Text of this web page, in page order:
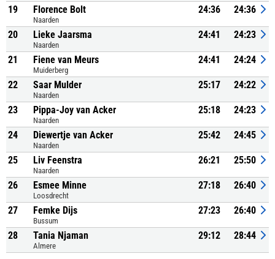
19 Florence Bolt
Naarden
24:36 24:36
20 Lieke Jaarsma
Naarden
24:41 24:23
21 Fiene van Meurs
Muiderberg
24:41 24:24
22 Saar Mulder
Naarden
25:17 24:22
23 Pippa-Joy van Acker
Naarden
25:18 24:23
24 Diewertje van Acker
Naarden
25:42 24:45
25 Liv Feenstra
Naarden
26:21 25:50
26 Esmee Minne
Loosdrecht
27:18 26:40
27 Femke Dijs
Bussum
27:23 26:40
28 Tania Njaman
Almere
29:12 28:44